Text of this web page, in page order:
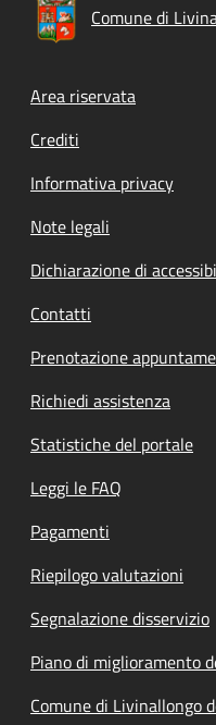
Comune di
Footer menu
Area riservata
Crediti
Informativa privacy
Note legali
Dichiarazione di
Contatti
Prenotazione
Richiedi assistenza
Statistiche del portale
Leggi le FAQ
Pagamenti
Riepilogo valutazioni
Segnalazione disservizio
Piano di miglioramento
Comune di Livinallongo